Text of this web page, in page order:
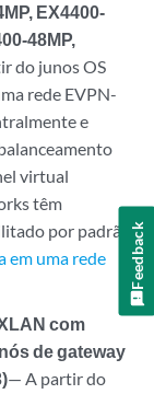
EX4400-
48MP,
do junos OS
rede EVPN-
e
virtual
têm
por padrão.
em uma rede
com
de gateway
— A partir do
Feedback